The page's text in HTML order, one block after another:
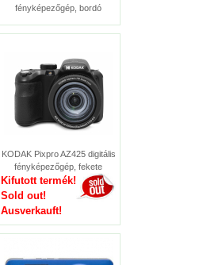
fényképezőgép, bordó
KODAK Pixpro AZ425 digitális
fényképezőgép, fekete
Kifutott termék!
Sold out!
Ausverkauft!